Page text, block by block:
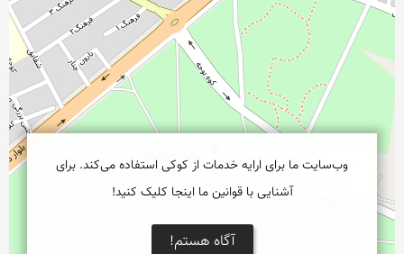
وب‌سایت ما برای ارایه خدمات از کوکی استفاده می‌کند. برای
آشنایی با قوانین ما اینجا کلیک کنید!
آگاه هستم!